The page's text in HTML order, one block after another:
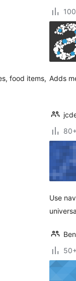
food items, Adds
Use